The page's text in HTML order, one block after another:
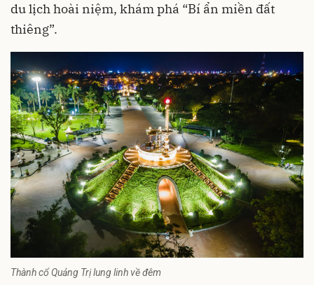
du lịch hoài niệm, khám phá “Bí ẩn miền đất
thiêng”.
Thành cổ Quảng Trị lung linh về đêm